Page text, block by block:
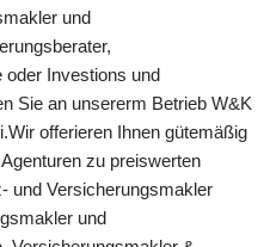
und
oder Investions und
Sie an unsererm Betrieb W&K
offerieren Ihnen gütemäßig
zu preiswerten
und Versicherungsmakler
und